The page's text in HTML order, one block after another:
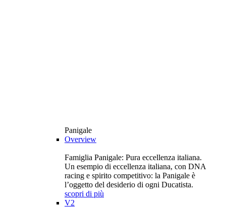
Panigale
Overview
Famiglia Panigale: Pura eccellenza italiana.
Un esempio di eccellenza italiana, con DNA
racing e spirito competitivo: la Panigale è
l’oggetto del desiderio di ogni Ducatista.
scopri di più
V2